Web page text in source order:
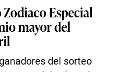
Especial
mayor del
del sorteo